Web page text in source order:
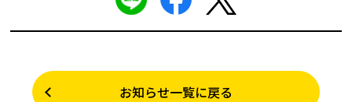
お知らせ一覧に戻る